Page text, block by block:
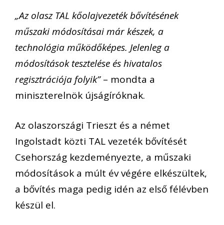
„Az olasz TAL kőolajvezeték bővítésének
műszaki módosításai már készek, a
technológia működőképes. Jelenleg a
módosítások tesztelése és hivatalos
regisztrációja folyik”– mondta a
miniszterelnök újságíróknak.
Az olaszországi Trieszt és a német
Ingolstadt közti TAL vezeték bővítését
Csehország kezdeményezte, a műszaki
módosítások a múlt év végére elkészültek,
a bővítés maga pedig idén az első félévben
készül el.